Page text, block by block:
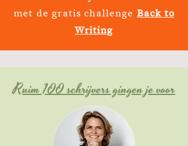
met de gratis challenge Back to
Writing
Ruim 100 schrijvers gingen je voor